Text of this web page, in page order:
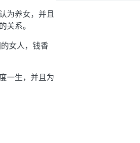
为养女，并且
关系。
女人，钱香
一生，并且为